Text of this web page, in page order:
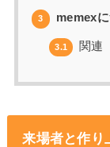
3 memex
3.1 関連
来場者と作